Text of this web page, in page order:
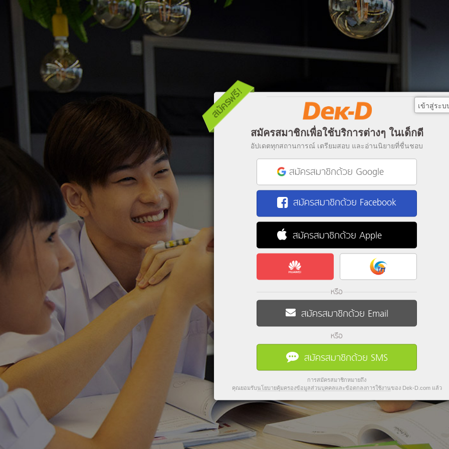
สมัครสมาชิกเพื่อใช้บริการต่างๆ ในเด็กดี
อัปเดตทุกสถานการณ์ เตรียมสอบ และอ่านนิยายที่ชื่นชอบ
สมัครสมาชิกด้วย Google
สมัครสมาชิกด้วย Facebook
สมัครสมาชิกด้วย Apple
หรือ
สมัครสมาชิกด้วย Email
หรือ
สมัครสมาชิกด้วย SMS
การสมัครสมาชิกหมายถึง
คุณยอมรับนโยบายคุ้มครองข้อมูลส่วนบุคคลและข้อตกลงการใช้งานของ Dek-D.com แล้ว
เข้าสู่ระบ